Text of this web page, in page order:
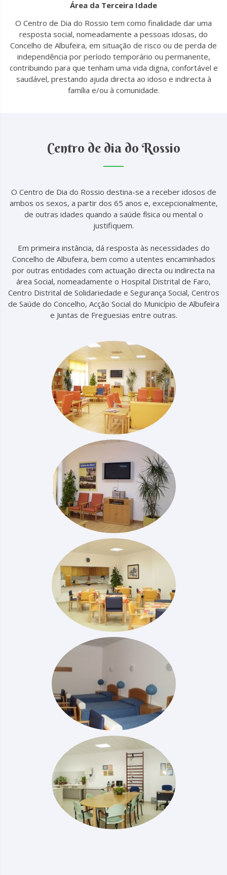
Área da Terceira Idade
O Centro de Dia do Rossio tem como finalidade dar uma
resposta social, nomeadamente a pessoas idosas, do
Concelho de Albufeira, em situação de risco ou de perda de
independência por período temporário ou permanente,
contribuindo para que tenham uma vida digna, confortável e
saudável, prestando ajuda directa ao idoso e indirecta à
família e/ou à comunidade.
Centro de dia do Rossio
O Centro de Dia do Rossio destina-se a receber idosos de
ambos os sexos, a partir dos 65 anos e, excepcionalmente,
de outras idades quando a saúde física ou mental o
justifiquem.
Em primeira instância, dá resposta às necessidades do
Concelho de Albufeira, bem como a utentes encaminhados
por outras entidades com actuação directa ou indirecta na
área Social, nomeadamente o Hospital Distrital de Faro,
Centro Distrital de Solidariedade e Segurança Social, Centros
de Saúde do Concelho, Acção Social do Município de Albufeira
e Juntas de Freguesias entre outras.